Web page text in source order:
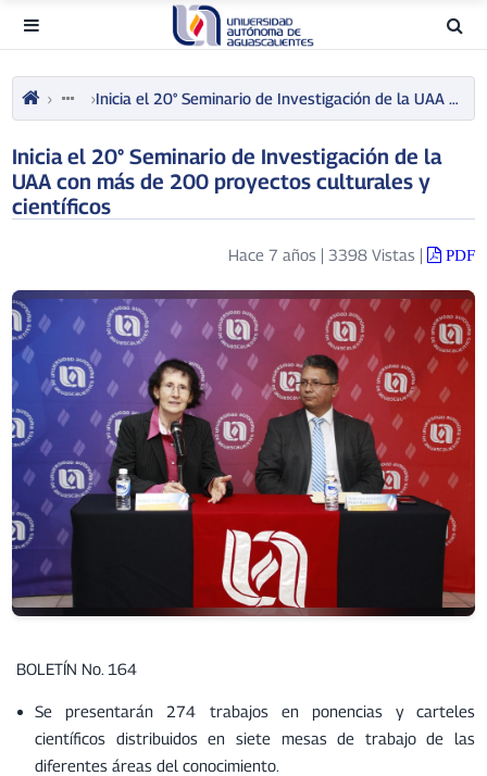
Inicia el 20° Seminario de Investigación de la UAA con más de 200 proyectos culturales y científicos
Inicia el 20° Seminario de Investigación de la
UAA con más de 200 proyectos culturales y
científicos
Hace 7 años | 3398 Vistas | PDF
BOLETÍN No. 164
Se presentarán 274 trabajos en ponencias y carteles
científicos distribuidos en siete mesas de trabajo de las
diferentes áreas del conocimiento.